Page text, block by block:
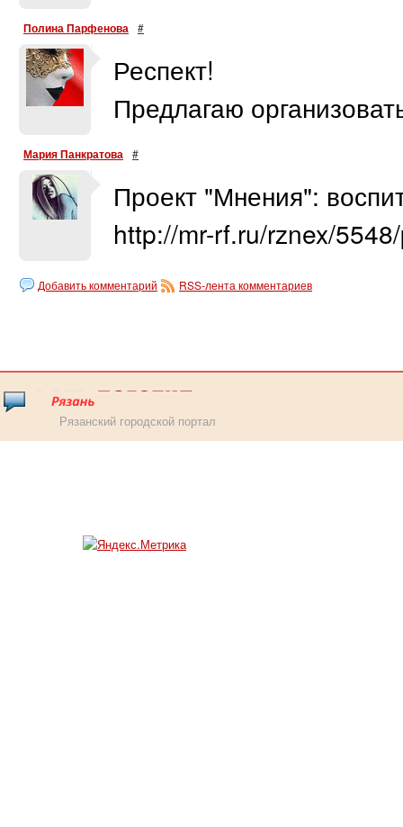
Полина Парфенова #
Респект!
Предлагаю
Мария Панкратова #
Проект "Мнения":
http://mr-rf.ru/rznex/
Добавить комментарий RSS-лента комментариев
Рязанский городской портал